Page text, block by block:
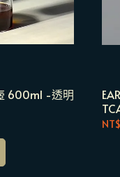
600ml -透明